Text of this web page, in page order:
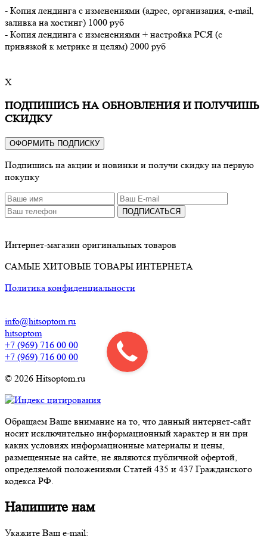
- Копия лендинга с изменениями (адрес, организация, e-mail,
заливка на хостинг) 1000 руб
- Копия лендинга с изменениями + настройка РСЯ (с
привязкой к метрике и целям) 2000 руб
X
ПОДПИШИСЬ НА ОБНОВЛЕНИЯ И ПОЛУЧИШЬ
СКИДКУ
ОФОРМИТЬ ПОДПИСКУ
Подпишись на акции и новинки и получи скидку на первую
покупку
ПОДПИСАТЬСЯ
Интернет-магазин оригинальных товаров
САМЫЕ ХИТОВЫЕ ТОВАРЫ ИНТЕРНЕТА
Политика конфиденциальности
info@hitsoptom.ru
hitsoptom
+7 (969) 716 00 00
+7 (969) 716 00 00
© 2026 Hitsoptom.ru
Обращаем Ваше внимание на то, что данный интернет-сайт
носит исключительно информационный характер и ни при
каких условиях информационные материалы и цены,
размещенные на сайте, не являются публичной офертой,
определяемой положениями Статей 435 и 437 Гражданского
кодекса РФ.
Напишите нам
Укажите Ваш e-mail: